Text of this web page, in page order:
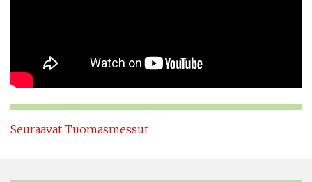
Seuraavat Tuomasmessut